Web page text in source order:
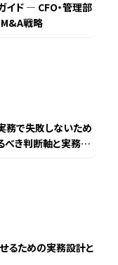
イド ― CFO・管理部
M&A戦略
務で失敗しないため
き判断軸と実務設
るための実務設計と